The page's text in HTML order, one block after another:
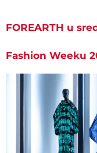
FOREARTH u
Fashion Weeku